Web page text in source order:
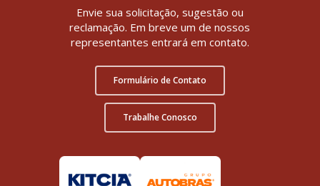
Envie sua solicitação, sugestão ou
reclamação. Em breve um de nossos
representantes entrará em contato.
Formulário de Contato
Trabalhe Conosco